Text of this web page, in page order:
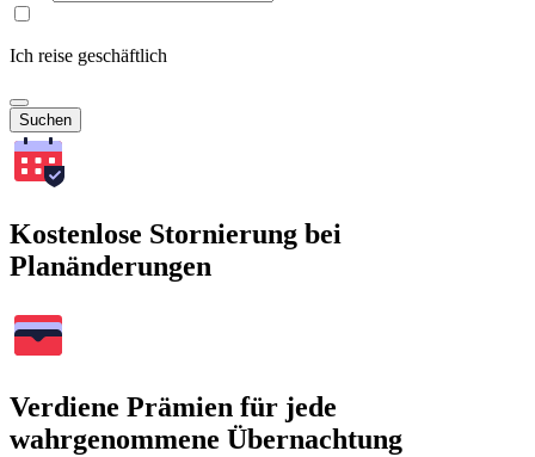
Ich reise geschäftlich
Suchen
Kostenlose Stornierung bei
Planänderungen
Verdiene Prämien für jede
wahrgenommene Übernachtung